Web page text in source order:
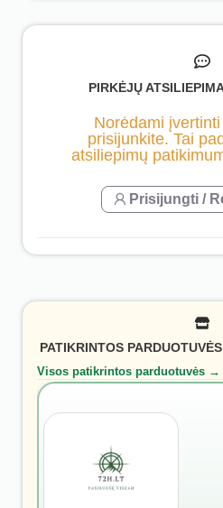
PIRKĖJŲ
Norėdami
prisijunkite. Tai
atsiliepimų
Prisijungti /
PATIKRINTOS
Visos patikrintos parduotuvės →